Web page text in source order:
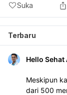
Suka
Terbaru
Hello Sehat
Meskipun
dari 500